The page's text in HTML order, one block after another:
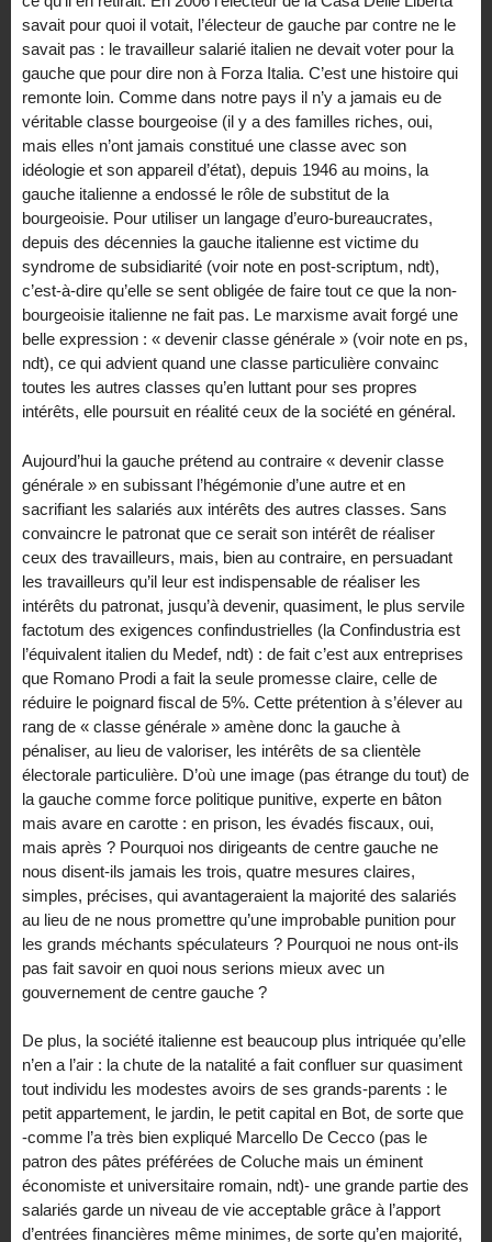
savait pour quoi il votait, l’électeur de gauche par contre ne le
savait pas : le travailleur salarié italien ne devait voter pour la
gauche que pour dire non à Forza Italia. C’est une histoire qui
remonte loin. Comme dans notre pays il n’y a jamais eu de
véritable classe bourgeoise (il y a des familles riches, oui,
mais elles n’ont jamais constitué une classe avec son
idéologie et son appareil d’état), depuis 1946 au moins, la
gauche italienne a endossé le rôle de substitut de la
bourgeoisie. Pour utiliser un langage d’euro-bureaucrates,
depuis des décennies la gauche italienne est victime du
syndrome de subsidiarité (voir note en post-scriptum, ndt),
c’est-à-dire qu’elle se sent obligée de faire tout ce que la non-
bourgeoisie italienne ne fait pas. Le marxisme avait forgé une
belle expression : « devenir classe générale » (voir note en ps,
ndt), ce qui advient quand une classe particulière convainc
toutes les autres classes qu’en luttant pour ses propres
intérêts, elle poursuit en réalité ceux de la société en général.
Aujourd’hui la gauche prétend au contraire « devenir classe
générale » en subissant l’hégémonie d’une autre et en
sacrifiant les salariés aux intérêts des autres classes. Sans
convaincre le patronat que ce serait son intérêt de réaliser
ceux des travailleurs, mais, bien au contraire, en persuadant
les travailleurs qu’il leur est indispensable de réaliser les
intérêts du patronat, jusqu’à devenir, quasiment, le plus servile
factotum des exigences confindustrielles (la Confindustria est
l’équivalent italien du Medef, ndt) : de fait c’est aux entreprises
que Romano Prodi a fait la seule promesse claire, celle de
réduire le poignard fiscal de 5%. Cette prétention à s’élever au
rang de « classe générale » amène donc la gauche à
pénaliser, au lieu de valoriser, les intérêts de sa clientèle
électorale particulière. D’où une image (pas étrange du tout) de
la gauche comme force politique punitive, experte en bâton
mais avare en carotte : en prison, les évadés fiscaux, oui,
mais après ? Pourquoi nos dirigeants de centre gauche ne
nous disent-ils jamais les trois, quatre mesures claires,
simples, précises, qui avantageraient la majorité des salariés
au lieu de ne nous promettre qu’une improbable punition pour
les grands méchants spéculateurs ? Pourquoi ne nous ont-ils
pas fait savoir en quoi nous serions mieux avec un
gouvernement de centre gauche ?
De plus, la société italienne est beaucoup plus intriquée qu’elle
n’en a l’air : la chute de la natalité a fait confluer sur quasiment
tout individu les modestes avoirs de ses grands-parents : le
petit appartement, le jardin, le petit capital en Bot, de sorte que
-comme l’a très bien expliqué Marcello De Cecco (pas le
patron des pâtes préférées de Coluche mais un éminent
économiste et universitaire romain, ndt)- une grande partie des
salariés garde un niveau de vie acceptable grâce à l’apport
d’entrées financières même minimes, de sorte qu’en majorité,